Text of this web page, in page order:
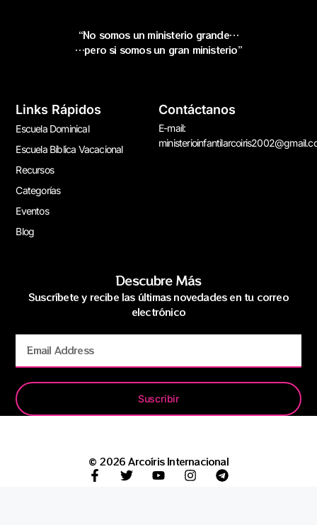
“No somos un ministerio grande…
…pero si somos un gran ministerio”
Links Rápidos
Escuela Dominical
Escuela Bíblica Vacacional
Recursos
Categorías
Eventos
Blog
Contáctanos
E-mail:
Descubre Más
Suscríbete y recibe las últimas novedades en tu correo
electrónico
Suscribir
© 2026 Arcoíris Internacional